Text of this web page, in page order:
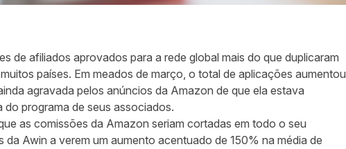
de afiliados aprovados para a rede global mais do que duplicaram
países. Em meados de março, o total de aplicações aumentou
agravada pelos anúncios da Amazon de que ela estava
programa de seus associados.
as comissões da Amazon seriam cortadas em todo o seu
Awin a verem um aumento acentuado de 150% na média de